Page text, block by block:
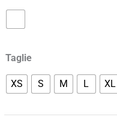
Taglie
XS S M L XL